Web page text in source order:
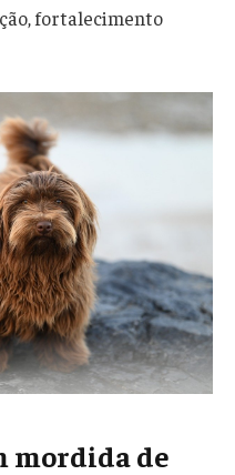
fortalecimento
mordida de